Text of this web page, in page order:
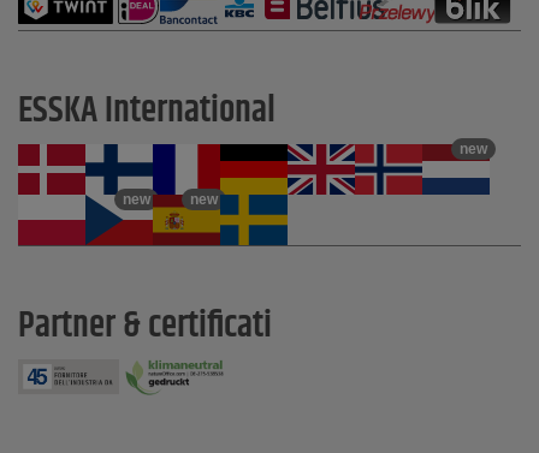
ESSKA International
new
new new
Partner & certificati